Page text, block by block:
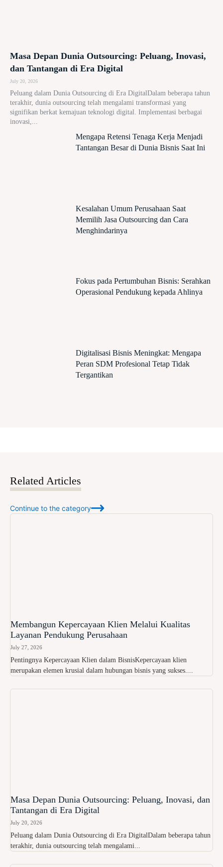
Masa Depan Dunia Outsourcing: Peluang, Inovasi,
dan Tantangan di Era Digital
July 20, 2026
Peluang dalam Dunia Outsourcing di Era DigitalDalam beberapa tahun
terakhir, dunia outsourcing telah mengalami transformasi yang
signifikan berkat kemajuan teknologi digital. Implementasi berbagai
inovasi,...
Mengapa Retensi Tenaga Kerja Menjadi
Tantangan Besar di Dunia Bisnis Saat Ini
Kesalahan Umum Perusahaan Saat
Memilih Jasa Outsourcing dan Cara
Menghindarinya
Fokus pada Pertumbuhan Bisnis: Serahkan
Operasional Pendukung kepada Ahlinya
Digitalisasi Bisnis Meningkat: Mengapa
Peran SDM Profesional Tetap Tidak
Tergantikan
Related Articles
Continue to the category
Membangun Kepercayaan Klien Melalui Kualitas
Layanan Pendukung Perusahaan
July 27, 2026
Pentingnya Kepercayaan Klien dalam BisnisKepercayaan klien
merupakan elemen krusial dalam hubungan bisnis yang sukses....
Masa Depan Dunia Outsourcing: Peluang, Inovasi, dan
Tantangan di Era Digital
July 20, 2026
Peluang dalam Dunia Outsourcing di Era DigitalDalam beberapa tahun
terakhir, dunia outsourcing telah mengalami...